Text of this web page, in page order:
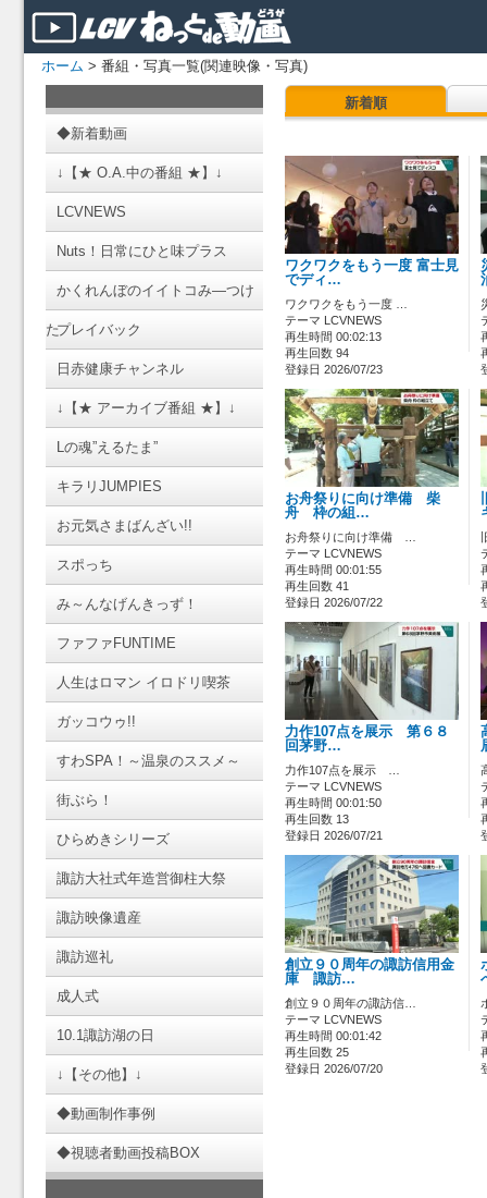
ホーム > 番組・写真一覧(関連映像・写真)
◆新着動画
↓【★ O.A.中の番組 ★】↓
LCVNEWS
Nuts！日常にひと味プラス
かくれんぼのイイトコみ―つけ
たプレイバック
日赤健康チャンネル
↓【★ アーカイブ番組 ★】↓
Lの魂”えるたま”
キラリJUMPIES
お元気さまばんざい!!
スポっち
み～んなげんきっず！
ファファFUNTIME
人生はロマン イロドリ喫茶
ガッコウゥ!!
すわSPA！～温泉のススメ～
街ぶら！
ひらめきシリーズ
諏訪大社式年造営御柱大祭
諏訪映像遺産
諏訪巡礼
成人式
10.1諏訪湖の日
↓【その他】↓
◆動画制作事例
◆視聴者動画投稿BOX
新着順
ワクワクをもう一度 富士見
でディ…
ワクワクをもう一度 …
テーマ LCVNEWS
再生時間 00:02:13
再生回数 94
登録日 2026/07/23
お舟祭りに向け準備 柴
舟 枠の組…
お舟祭りに向け準備 …
テーマ LCVNEWS
再生時間 00:01:55
再生回数 41
登録日 2026/07/22
力作107点を展示 第６８
回茅野…
力作107点を展示 …
テーマ LCVNEWS
再生時間 00:01:50
再生回数 13
登録日 2026/07/21
創立９０周年の諏訪信用金
庫 諏訪…
創立９０周年の諏訪信…
テーマ LCVNEWS
再生時間 00:01:42
再生回数 25
登録日 2026/07/20